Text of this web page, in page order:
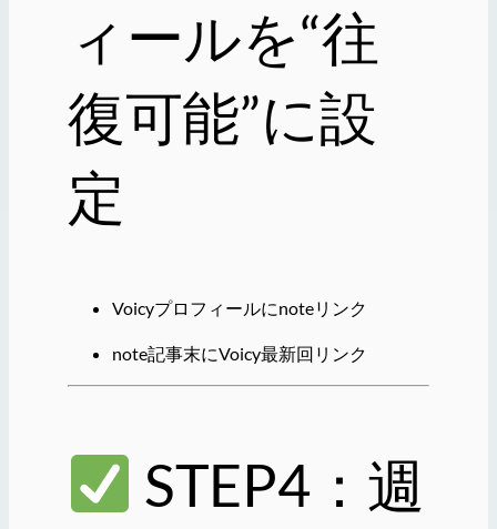
ィールを“往
復可能”に設
定
Voicyプロフィールにnoteリンク
note記事末にVoicy最新回リンク
STEP4：週